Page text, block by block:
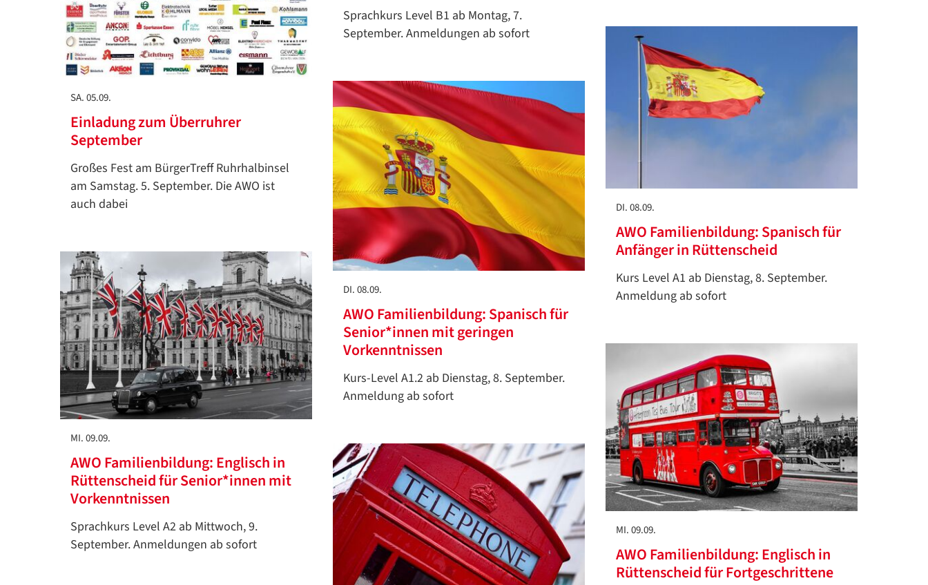
SA. 05.09.
Einladung zum Überruhrer
September
Großes Fest am BürgerTreff Ruhrhalbinsel
am Samstag. 5. September. Die AWO ist
auch dabei
Sprachkurs Level B1 ab Montag, 7.
September. Anmeldungen ab sofort
DI. 08.09.
AWO Familienbildung: Spanisch für
Anfänger in Rüttenscheid
Kurs Level A1 ab Dienstag, 8. September.
Anmeldung ab sofort
DI. 08.09.
AWO Familienbildung: Spanisch für
Senior*innen mit geringen
Vorkenntnissen
Kurs-Level A1.2 ab Dienstag, 8. September.
Anmeldung ab sofort
MI. 09.09.
AWO Familienbildung: Englisch in
Rüttenscheid für Senior*innen mit
Vorkenntnissen
Sprachkurs Level A2 ab Mittwoch, 9.
September. Anmeldungen ab sofort
MI. 09.09.
AWO Familienbildung: Englisch in
Rüttenscheid für Fortgeschrittene
Datenschutzerklärung
Datenschutzerklärung
Google Datenschutzerklärung
Übersetzen
/